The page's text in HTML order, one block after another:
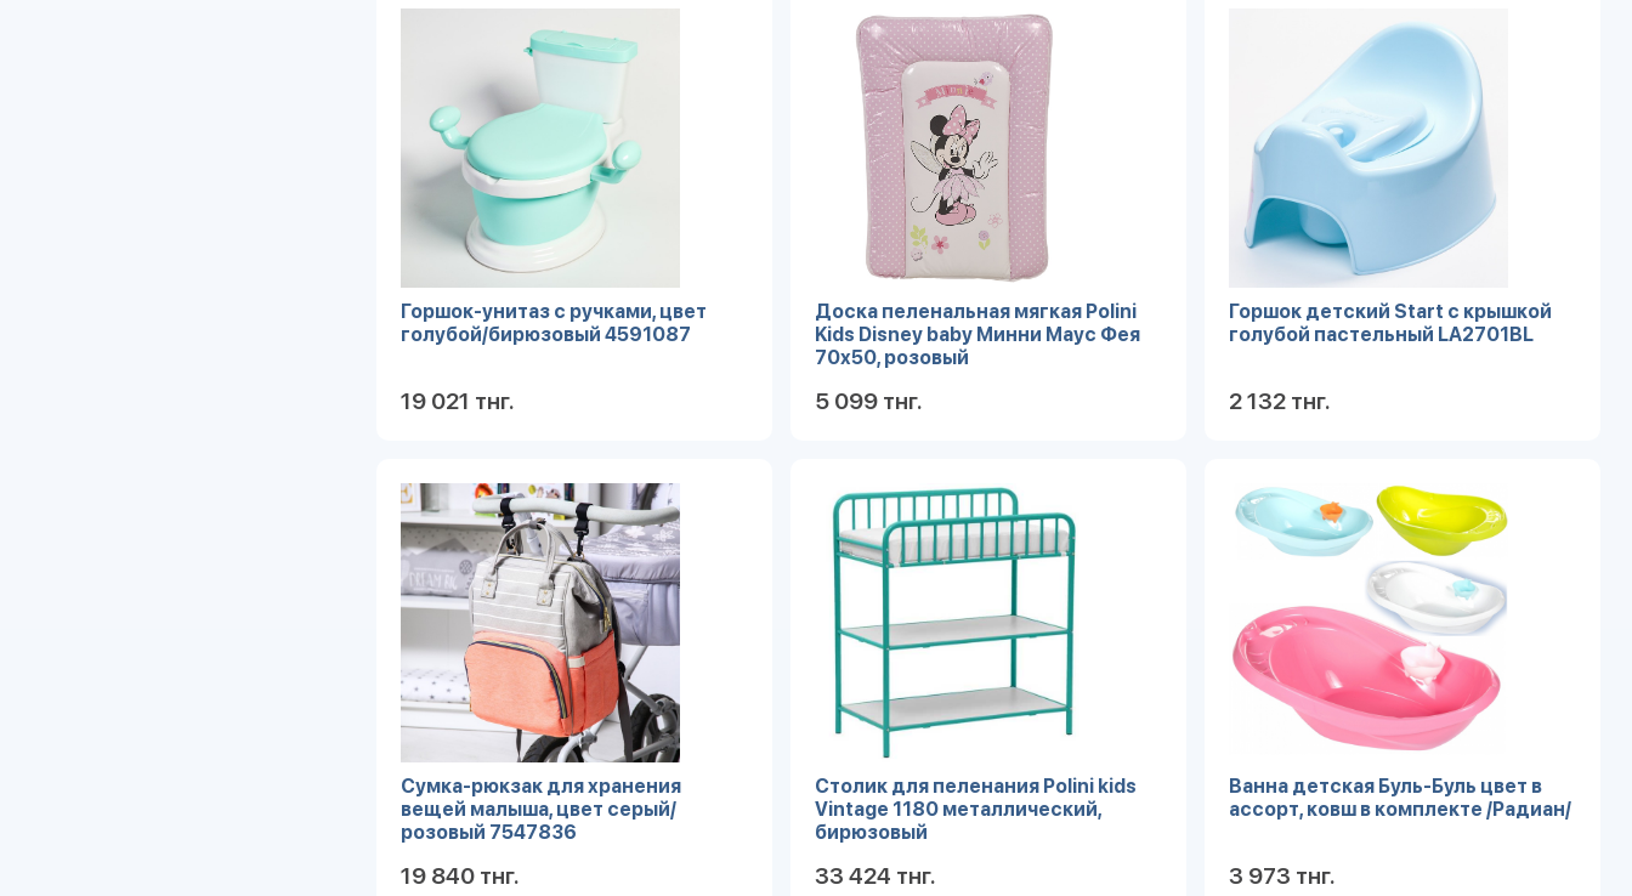
Горшок-унитаз с ручками, цвет
голубой/бирюзовый 4591087
19 021 тнг.
Подробнее
Доска пеленальная мягкая Polini
Kids Disney baby Минни Маус Фея
70х50, розовый
5 099 тнг.
Горшок детский Start с крышкой
голубой пастельный LA2701BL
2 132 тнг.
Сумка-рюкзак для хранения
вещей малыша, цвет серый/
розовый 7547836
19 840 тнг.
Столик для пеленания Polini kids
Vintagе 1180 металлический,
бирюзовый
33 424 тнг.
Ванна детская Буль-Буль цвет в
ассорт, ковш в комплекте /Радиан/
3 973 тнг.